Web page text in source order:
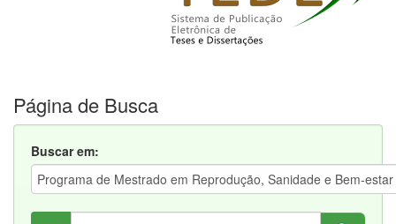
Página de Busca
Buscar em: